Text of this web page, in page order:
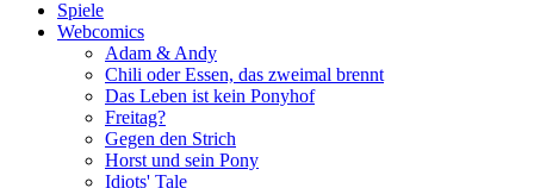
Spiele
Webcomics
Adam & Andy
Chili oder Essen, das zweimal brennt
Das Leben ist kein Ponyhof
Freitag?
Gegen den Strich
Horst und sein Pony
Idiots' Tale